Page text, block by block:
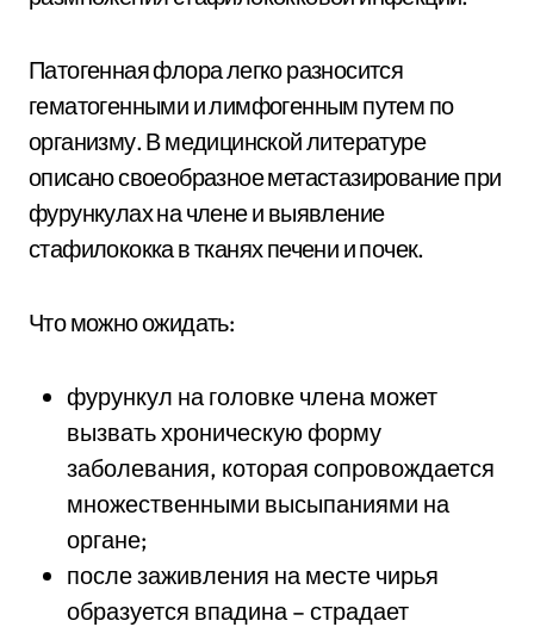
Патогенная флора легко разносится
гематогенными и лимфогенным путем по
организму. В медицинской литературе
описано своеобразное метастазирование при
фурункулах на члене и выявление
стафилококка в тканях печени и почек.
Что можно ожидать:
фурункул на головке члена может
вызвать хроническую форму
заболевания, которая сопровождается
множественными высыпаниями на
органе;
после заживления на месте чирья
образуется впадина – страдает